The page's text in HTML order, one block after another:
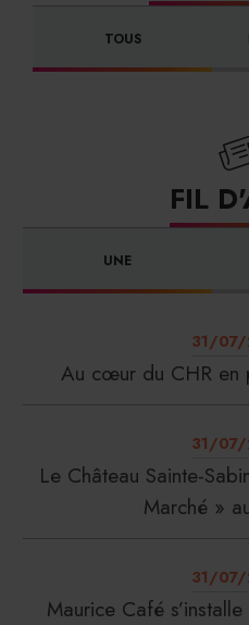
TOUS
FIL
UNE
31/
Au cœur du CHR en
31/
Le Château Sainte-
Marché »
31/
Maurice Café